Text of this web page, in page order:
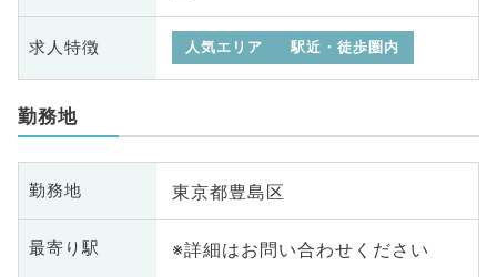
求人特徴 人気エリア 駅近・徒歩圏内
勤務地
勤務地 東京都豊島区
最寄り駅 ※詳細はお問い合わせください